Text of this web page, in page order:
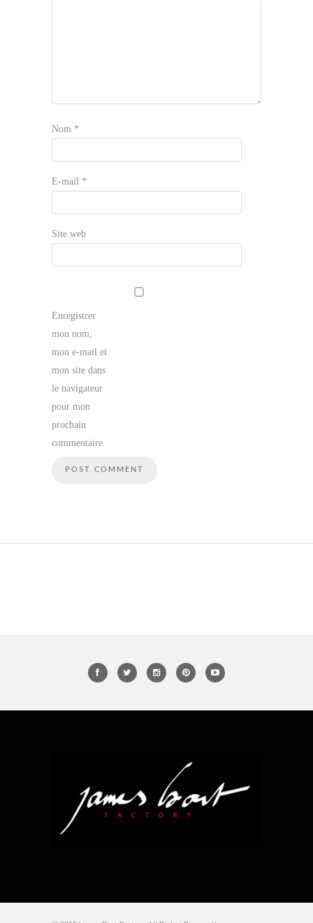
Nom *
E-mail *
Site web
Enregistrer
mon nom,
mon e-mail et
mon site dans
le navigateur
pour mon
prochain
commentaire.